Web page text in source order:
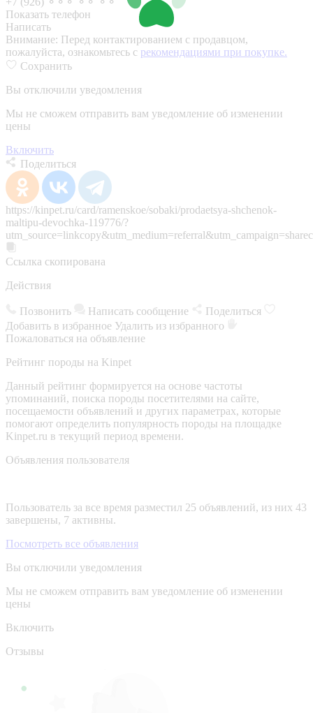
Показать телефон
Написать
Внимание: Перед контактированием с продавцом,
пожалуйста, ознакомьтесь с рекомендациями при покупке.
Сохранить
Вы отключили уведомления
Мы не сможем отправить вам уведомление об изменении
цены
Включить
Поделиться
https://kinpet.ru/card/ramenskoe/sobaki/prodaetsya-shchenok-
maltipu-devochka-119776/?
Ссылка скопирована
Действия
Позвонить Написать сообщение
Поделиться
Добавить в избранное Удалить из избранного
Пожаловаться на объявление
Рейтинг породы на Kinpet
Данный рейтинг формируется на основе частоты
упоминаний, поиска породы посетителями на сайте,
посещаемости объявлений и других параметрах, которые
помогают определить популярность породы на площадке
Kinpet.ru в текущий период времени.
Объявления пользователя
Пользователь за все время разместил 25 объявлений, из них 43
завершены, 7 активны.
Посмотреть все объявления
Вы отключили уведомления
Мы не сможем отправить вам уведомление об изменении
цены
Включить
Отзывы